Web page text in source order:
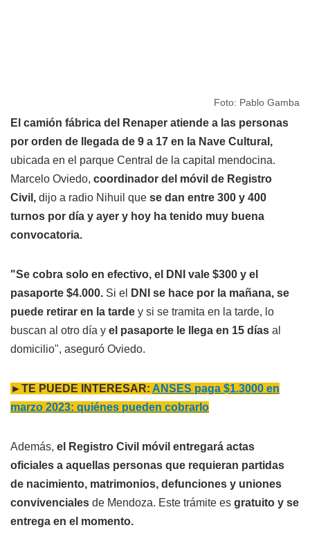
Foto: Pablo Gamba
El camión fábrica del Renaper atiende a las personas
por orden de llegada de 9 a 17 en la Nave Cultural,
ubicada en el parque Central de la capital mendocina.
Marcelo Oviedo, coordinador del móvil de Registro
Civil, dijo a radio Nihuil que se dan entre 300 y 400
turnos por día y ayer y hoy ha tenido muy buena
convocatoria.
"Se cobra solo en efectivo, el DNI vale $300 y el
pasaporte $4.000. Si el
DNI se hace por la mañana, se
puede retirar en la tarde y si se tramita en la tarde, lo
buscan al otro día y el pasaporte le llega en 15 días al
domicilio", aseguró Oviedo.
►TE PUEDE INTERESAR: ANSES paga $1.3000 en
marzo 2023: quiénes pueden cobrarlo
Además, el Registro Civil móvil entregará actas
oficiales a aquellas personas que requieran partidas
de nacimiento, matrimonios, defunciones y uniones
convivenciales de Mendoza. Este trámite es gratuito y se
entrega en el momento.